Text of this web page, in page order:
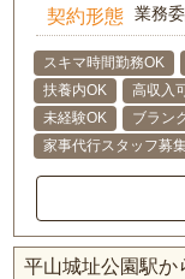
契約形態 業務
スキマ時間勤務OK
扶養内OK
高収入
未経験OK
ブラン
家事代行スタッフ募
平山城址公園駅